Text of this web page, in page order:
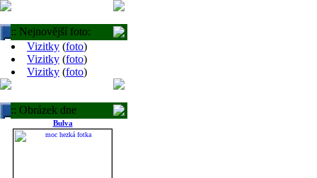
:: Nejnovější foto:
Vizitky (foto)
Vizitky (foto)
Vizitky (foto)
:: Obrázek dne
Bulva